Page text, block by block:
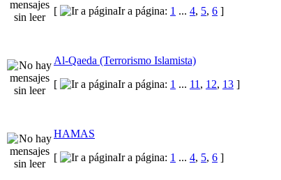
[
Ir a página: 1 ... 4, 5, 6 ]
Al-Qaeda (Terrorismo Islamista)
[
Ir a página: 1 ... 11 , 12, 13 ]
HAMAS
[
Ir a página: 1 ... 4, 5, 6 ]